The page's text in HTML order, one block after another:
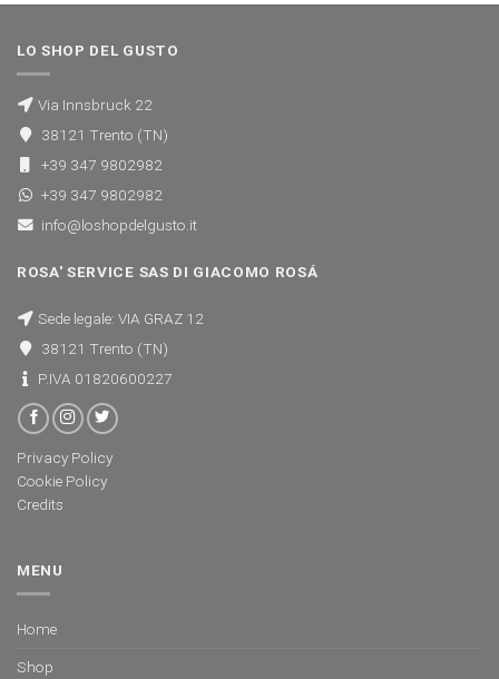
LO SHOP DEL GUSTO
Via Innsbruck 22
38121 Trento (TN)
+39 347 9802982
+39 347 9802982
info@loshopdelgusto.it
ROSA' SERVICE SAS DI GIACOMO ROSÁ
Sede legale: VIA GRAZ 12
38121 Trento (TN)
P.IVA 01820600227
Privacy Policy
Cookie Policy
Credits
MENU
Home
Shop